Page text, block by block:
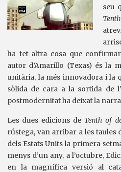
seu
ha fet altra cosa que
autor d’Amarillo (Texas) és la
unitària, la més innovadora i la
sòlida de cara a la sortida de
postmodernitat ha deixat la
Les dues edicions de Tenth of
rústega, van arribar a les taules
dels Estats Units la primera
menys d’un any, a l’octubre,
en la magnífica versió al